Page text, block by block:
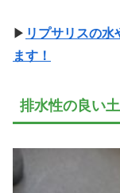
▶ リプサリスの水
ます！
排水性の良い